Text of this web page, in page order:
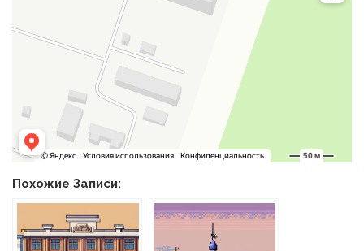
Похожие Записи: